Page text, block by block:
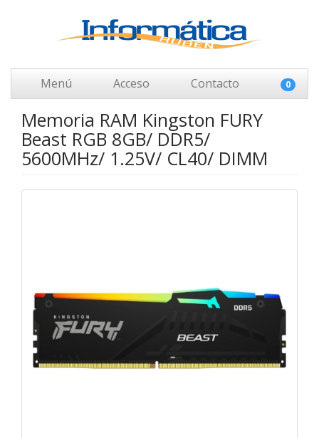
Menú Acceso Contacto 0
Memoria RAM Kingston FURY
Beast RGB 8GB/ DDR5/
5600MHz/ 1.25V/ CL40/ DIMM